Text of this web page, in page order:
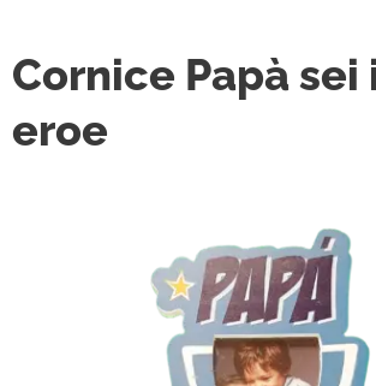
Cornice Papà sei
eroe